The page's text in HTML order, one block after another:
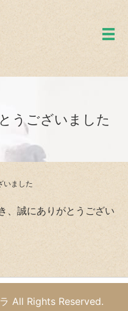
メ
うございました
いました
、誠にありがとうござい
All Rights Reserved.